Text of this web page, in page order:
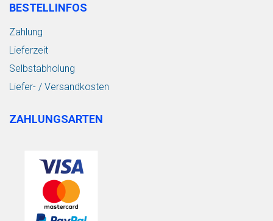
BESTELLINFOS
Zahlung
Lieferzeit
Selbstabholung
Liefer- / Versandkosten
ZAHLUNGSARTEN